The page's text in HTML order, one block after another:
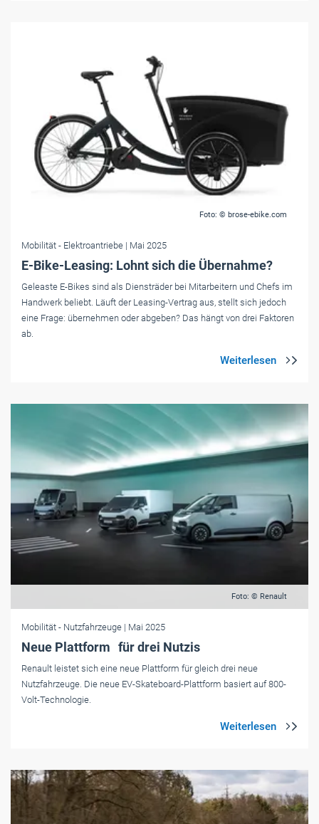
Foto: © brose-ebike.com
Mobilität - Elektroantriebe | Mai 2025
E-Bike-Leasing: Lohnt sich die Übernahme?
Geleaste E-Bikes sind als Diensträder bei Mitarbeitern und Chefs im
Handwerk beliebt. Läuft der Leasing-Vertrag aus, stellt sich jedoch
eine Frage: übernehmen oder abgeben? Das hängt von drei Faktoren
ab.
Foto: © Renault
Mobilität - Nutzfahrzeuge | Mai 2025
Neue Plattform für drei Nutzis
Renault leistet sich eine neue Plattform für gleich drei neue
Nutzfahrzeuge. Die neue EV-Skateboard-Plattform basiert auf 800-
Volt-Technologie.